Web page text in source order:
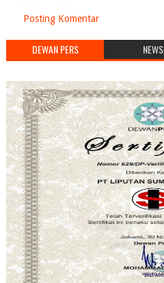
Posting Komentar
DEWAN PERS NEWS